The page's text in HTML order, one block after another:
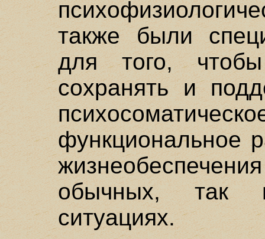
также были
для того,
сохранять и
функциональное
обычных, так
ситуациях.